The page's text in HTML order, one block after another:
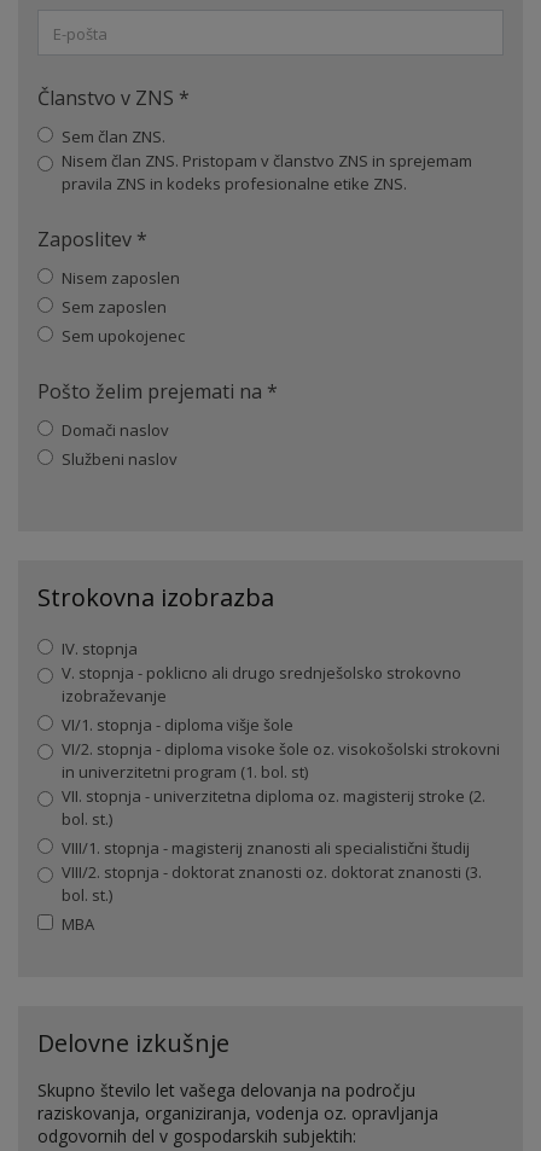
Članstvo v ZNS *
Sem član ZNS.
Nisem član ZNS. Pristopam v članstvo ZNS in sprejemam
pravila ZNS in kodeks profesionalne etike ZNS.
Zaposlitev *
Nisem zaposlen
Sem zaposlen
Sem upokojenec
Pošto želim prejemati na *
Domači naslov
Službeni naslov
Strokovna izobrazba
IV. stopnja
V. stopnja - poklicno ali drugo srednješolsko strokovno
izobraževanje
VI/1. stopnja - diploma višje šole
VI/2. stopnja - diploma visoke šole oz. visokošolski strokovni
in univerzitetni program (1. bol. st)
VII. stopnja - univerzitetna diploma oz. magisterij stroke (2.
bol. st.)
VIII/1. stopnja - magisterij znanosti ali specialistični študij
VIII/2. stopnja - doktorat znanosti oz. doktorat znanosti (3.
bol. st.)
MBA
Delovne izkušnje
Skupno število let vašega delovanja na področju
raziskovanja, organiziranja, vodenja oz. opravljanja
odgovornih del v gospodarskih subjektih: